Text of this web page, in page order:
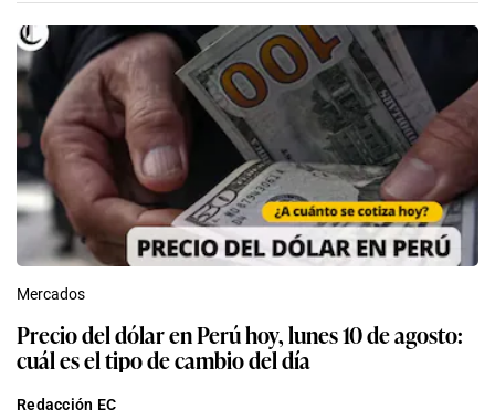
Mercados
Precio del dólar en Perú hoy, lunes 10 de agosto:
cuál es el tipo de cambio del día
Redacción EC